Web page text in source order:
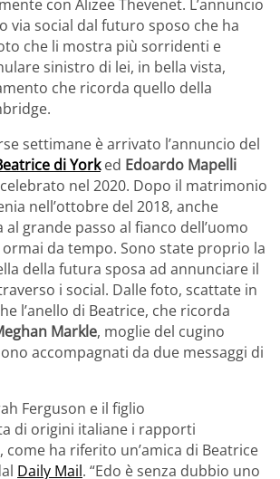
con Alizee Thevenet. L’annuncio
via social dal futuro sposo che ha
che li mostra più sorridenti e
sinistro di lei, in bella vista,
che ricorda quello della
settimane è arrivato l’annuncio del
di Yorked Edoardo Mapelli
nel 2020. Dopo il matrimonio
nell’ottobre del 2018, anche
grande passo al fianco dell’uomo
da tempo. Sono state proprio la
della futura sposa ad annunciare il
i social. Dalle foto, scattate in
l’anello di Beatrice, che ricorda
Markle, moglie del cugino
accompagnati da due messaggi di
Ferguson e il figlio
di origini italiane i rapporti
ha riferito un’amica di Beatrice
Daily Mail. “Edo è senza dubbio uno